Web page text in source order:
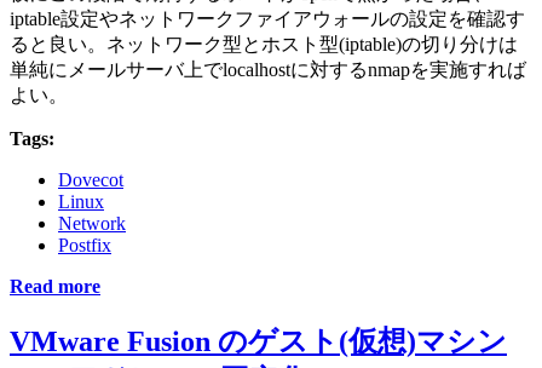
iptable設定やネットワークファイアウォールの設定を確認す
ると良い。ネットワーク型とホスト型(iptable)の切り分けは
単純にメールサーバ上でlocalhostに対するnmapを実施すれば
よい。
Tags:
Dovecot
Linux
Network
Postfix
Read more
VMware Fusion のゲスト(仮想)マシン